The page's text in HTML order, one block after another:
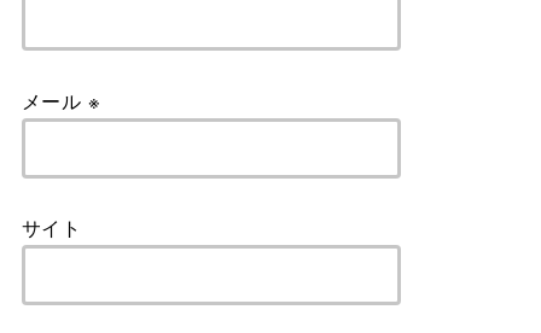
メール ※
サイト